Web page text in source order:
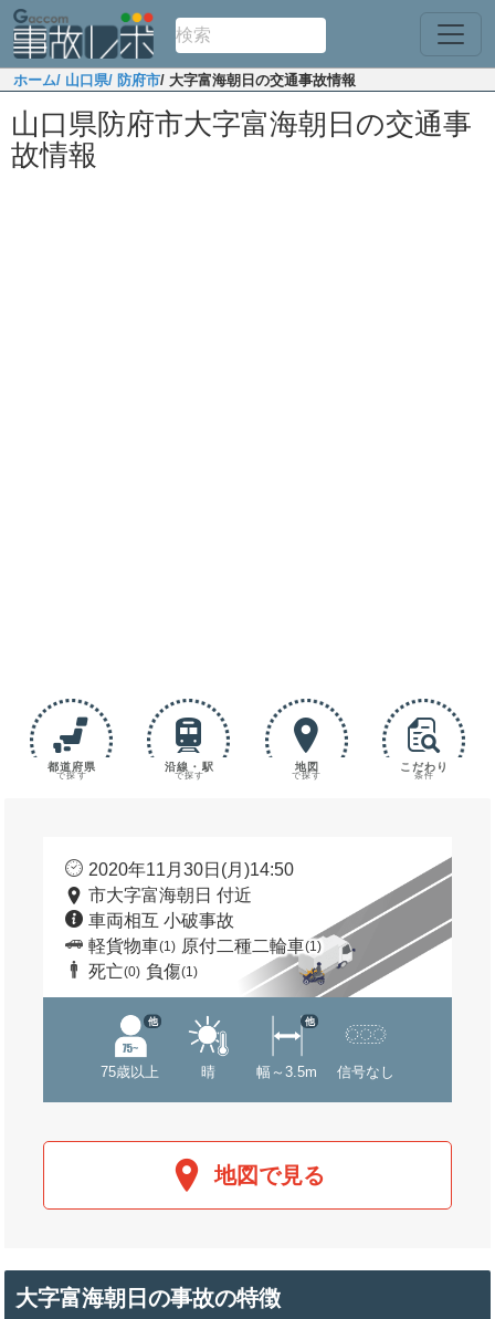
ホーム/ 山口県/ 防府市/ 大字富海朝日の交通事故情報
山口県防府市大字富海朝日の交通事
故情報
都道府県
で探す
沿線・駅
で探す
地図
で探す
こだわり
条件
2020年11月30日(月)14:50
市大字富海朝日 付近
車両相互 小破事故
軽貨物車(1) 原付二種二輪車(1)
死亡(0) 負傷(1)
75歳以上
他
晴 幅～3.5m
他
信号なし
地図で見る
大字富海朝日の事故の特徴